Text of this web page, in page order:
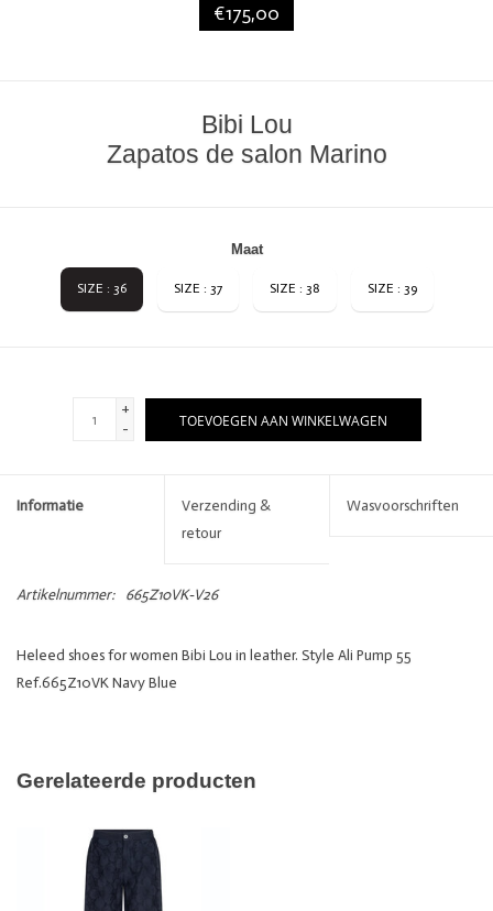
€175,00
Bibi Lou
Zapatos de salon Marino
Maat
SIZE : 36 SIZE : 37 SIZE : 38 SIZE : 39
+
-
TOEVOEGEN AAN WINKELWAGEN
Informatie
Verzending &
retour
Wasvoorschriften
Artikelnummer: 665Z10VK-V26
Heleed shoes for women Bibi Lou in leather. Style Ali Pump 55
Ref.665Z10VK Navy Blue
Gerelateerde producten